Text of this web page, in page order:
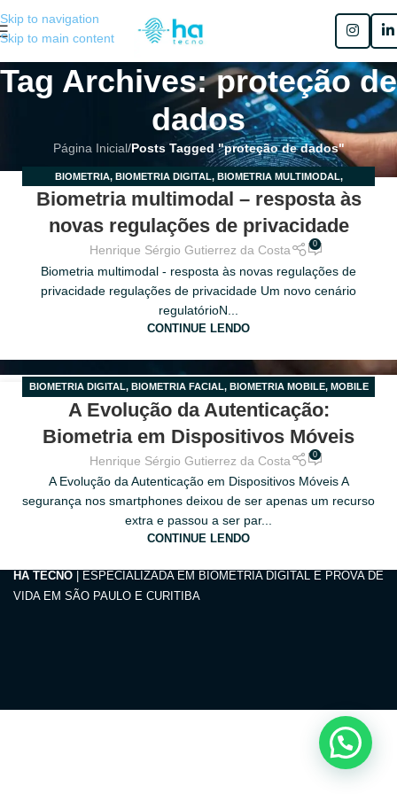
Skip to navigation
Skip to main content
Tag Archives: proteção de
dados
Página Inicial/Posts Tagged "proteção de dados"
21 BIOMETRIA, BIOMETRIA DIGITAL, BIOMETRIA MULTIMODAL,
MULTIBIOMETRIA
Biometria multimodal – resposta às
novas regulações de privacidade
Henrique Sérgio Gutierrez da Costa 0
Biometria multimodal - resposta às novas regulações de
privacidade regulações de privacidade Um novo cenário
regulatórioN...
CONTINUE LENDO
31BIOMETRIA DIGITAL, BIOMETRIA FACIAL, BIOMETRIA MOBILE, MOBILE
BIOMETRICS
A Evolução da Autenticação:
Biometria em Dispositivos Móveis
Henrique Sérgio Gutierrez da Costa 0
A Evolução da Autenticação em Dispositivos Móveis A
segurança nos smartphones deixou de ser apenas um recurso
extra e passou a ser par...
CONTINUE LENDO
HA TECNO | ESPECIALIZADA EM BIOMETRIA DIGITAL E PROVA DE
VIDA EM SÃO PAULO E CURITIBA